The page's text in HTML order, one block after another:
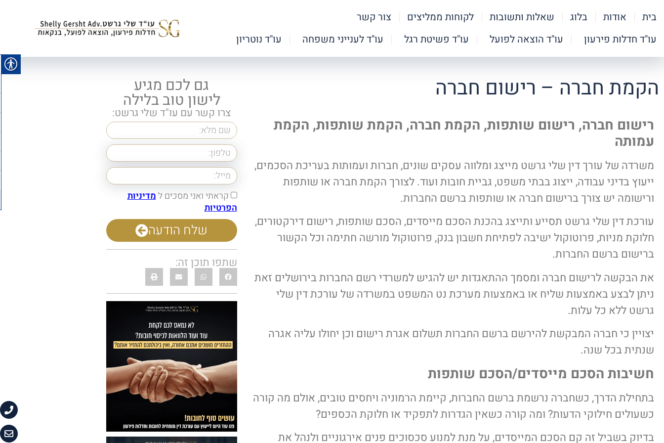
בית אודות בלוג שאלות ותשובות לקוחות ממליצים
צור קשר
עו"ד חדלות פירעון
עו"ד הוצאה לפועל עו"ד פשיטת רגל עו"ד לענייני משפחה עו"ד נוטריון
הקמת חברה – רישום חברה
רישום חברה, רישום שותפות, הקמת חברה, הקמת שותפות, הקמת
עמותה
משרדה של עורך דין שלי גרשט מייצג ומלווה עסקים שונים, חברות ועמותות בעריכת הסכמים,
ייעוץ בדיני עבודה, ייצוג בבתי משפט, גביית חובות ועוד. לצורך הקמת חברה או שותפות
ורישומה יש צורך ברישום חברה או שותפות ברשם החברות.
עורכת דין שלי גרשט תסייע ותייצג בהכנת הסכם מייסדים, הסכם שותפות, רישום דירקטורים,
חלוקת מניות, פרוטוקול ישיבה לפתיחת חשבון בנק, פרוטוקול מורשה חתימה וכל הקשור
ברישום ברשם החברות.
את הבקשה לרישום חברה ומסמך ההתאגדות יש להגיש למשרדי רשם החברות בירושלים זאת
ניתן לבצע באמצעות שליח או באמצעות מערכת נט המשפט במשרדה של עורכת דין שלי
גרשט ללא כל עלות.
יצויין כי חברה המבקשת להירשם ברשם החברות תשלום אגרת רישום וכן יחולו עליה אגרה
שנתית בכל שנה.
חשיבות הסכם מייסדים/הסכם שותפות
בתחילת הדרך, כשחברה נרשמת ברשם החברות, קיימת הרמוניה ויחסים טובים, אולם מה קורה
כשעולים חילוקי הדעות? ומה קורה כשאין הגדרות לתפקיד או חלוקת הכספים?
בדיוק בשביל זה קם הסכם המייסדים, על מנת למנוע סכסוכים פנים אירגוניים ולנהל את
גם לכם מגיע
לישון טוב בלילה
צרו קשר עם עו"ד שלי גרשט:
קראתי ואני מסכים למדיניות
הפרטיות
שלח הודעה
שתפו תוכן זה: